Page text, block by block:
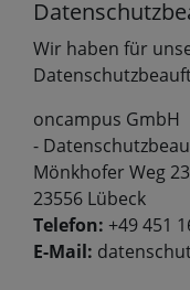
Wir haben für
oncampus GmbH
-
Mönkhofer Weg
23556 Lübeck
Telefon: +49 451
E-Mail: